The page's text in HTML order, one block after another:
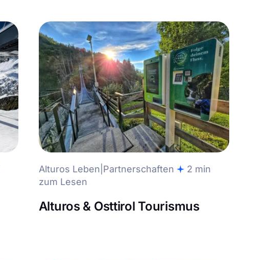
Alturos Leben|Partnerschaften
2 min
zum Lesen
Alturos & Osttirol Tourismus